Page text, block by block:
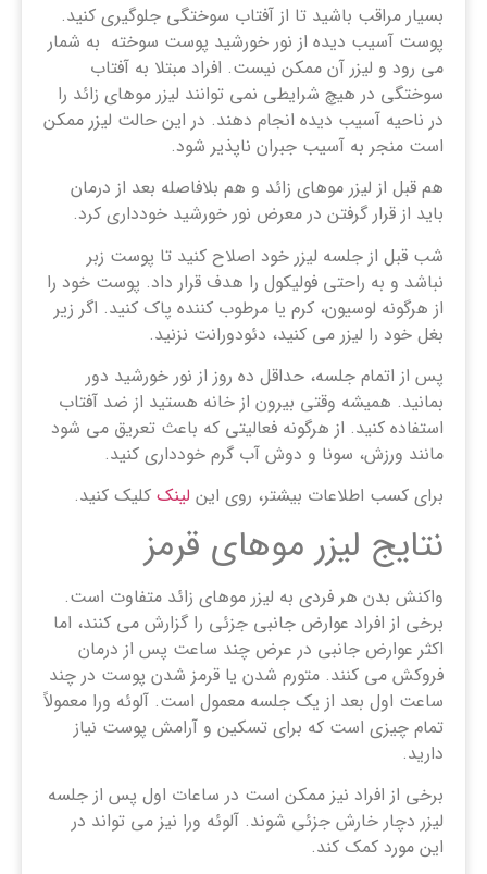
بسیار مراقب باشید تا از آفتاب سوختگی جلوگیری کنید.
پوست آسیب دیده از نور خورشید پوست سوخته به شمار
می رود و لیزر آن ممکن نیست. افراد مبتلا به آفتاب
سوختگی در هیچ شرایطی نمی توانند لیزر موهای زائد را
در ناحیه آسیب دیده انجام دهند. در این حالت لیزر ممکن
است منجر به آسیب جبران ناپذیر شود.
هم قبل از لیزر موهای زائد و هم بلافاصله بعد از درمان
باید از قرار گرفتن در معرض نور خورشید خودداری کرد.
شب قبل از جلسه لیزر خود اصلاح کنید تا پوست زبر
نباشد و به راحتی فولیکول را هدف قرار داد. پوست خود را
از هرگونه لوسیون، کرم یا مرطوب کننده پاک کنید. اگر زیر
بغل خود را لیزر می کنید، دئودورانت نزنید.
پس از اتمام جلسه، حداقل ده روز از نور خورشید دور
بمانید. همیشه وقتی بیرون از خانه هستید از ضد آفتاب
استفاده کنید. از هرگونه فعالیتی که باعث تعریق می شود
مانند ورزش، سونا و دوش آب گرم خودداری کنید.
برای کسب اطلاعات بیشتر، روی این لینک کلیک کنید.
نتایج لیزر موهای قرمز
واکنش بدن هر فردی به لیزر موهای زائد متفاوت است.
برخی از افراد عوارض جانبی جزئی را گزارش می کنند، اما
اکثر عوارض جانبی در عرض چند ساعت پس از درمان
فروکش می کنند. متورم شدن یا قرمز شدن پوست در چند
ساعت اول بعد از یک جلسه معمول است. آلوئه ورا معمولاً
تمام چیزی است که برای تسکین و آرامش پوست نیاز
دارید.
برخی از افراد نیز ممکن است در ساعات اول پس از جلسه
لیزر دچار خارش جزئی شوند. آلوئه ورا نیز می تواند در
این مورد کمک کند.